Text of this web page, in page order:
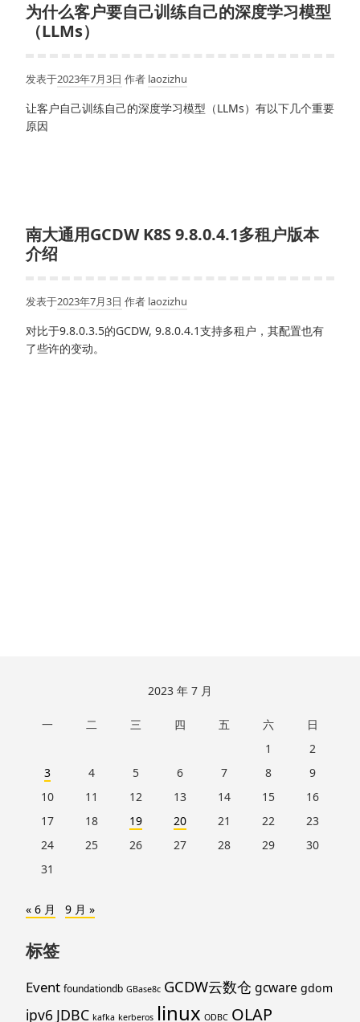
为什么客户要自己训练自己的深度学习模型
（LLMs）
发表于2023年7月3日 作者 laozizhu
让客户自己训练自己的深度学习模型（LLMs）有以下几个重要
原因
南大通用GCDW K8S 9.8.0.4.1多租户版本
介绍
发表于2023年7月3日 作者 laozizhu
对比于9.8.0.3.5的GCDW, 9.8.0.4.1支持多租户，其配置也有
了些许的变动。
2023 年 7 月
一 二 三 四 五 六
日
1
2
3
4 5 6 7 8
9
10
11 12 13 14 15
16
17
18 19 20 21 22
23
24
25 26 27 28 29
30
31
« 6 月 9 月 »
标签
Event foundationdb GBase8c GCDW云数仓 gcware gdom
ipv6 JDBC kafka kerberos linux ODBC OLAP